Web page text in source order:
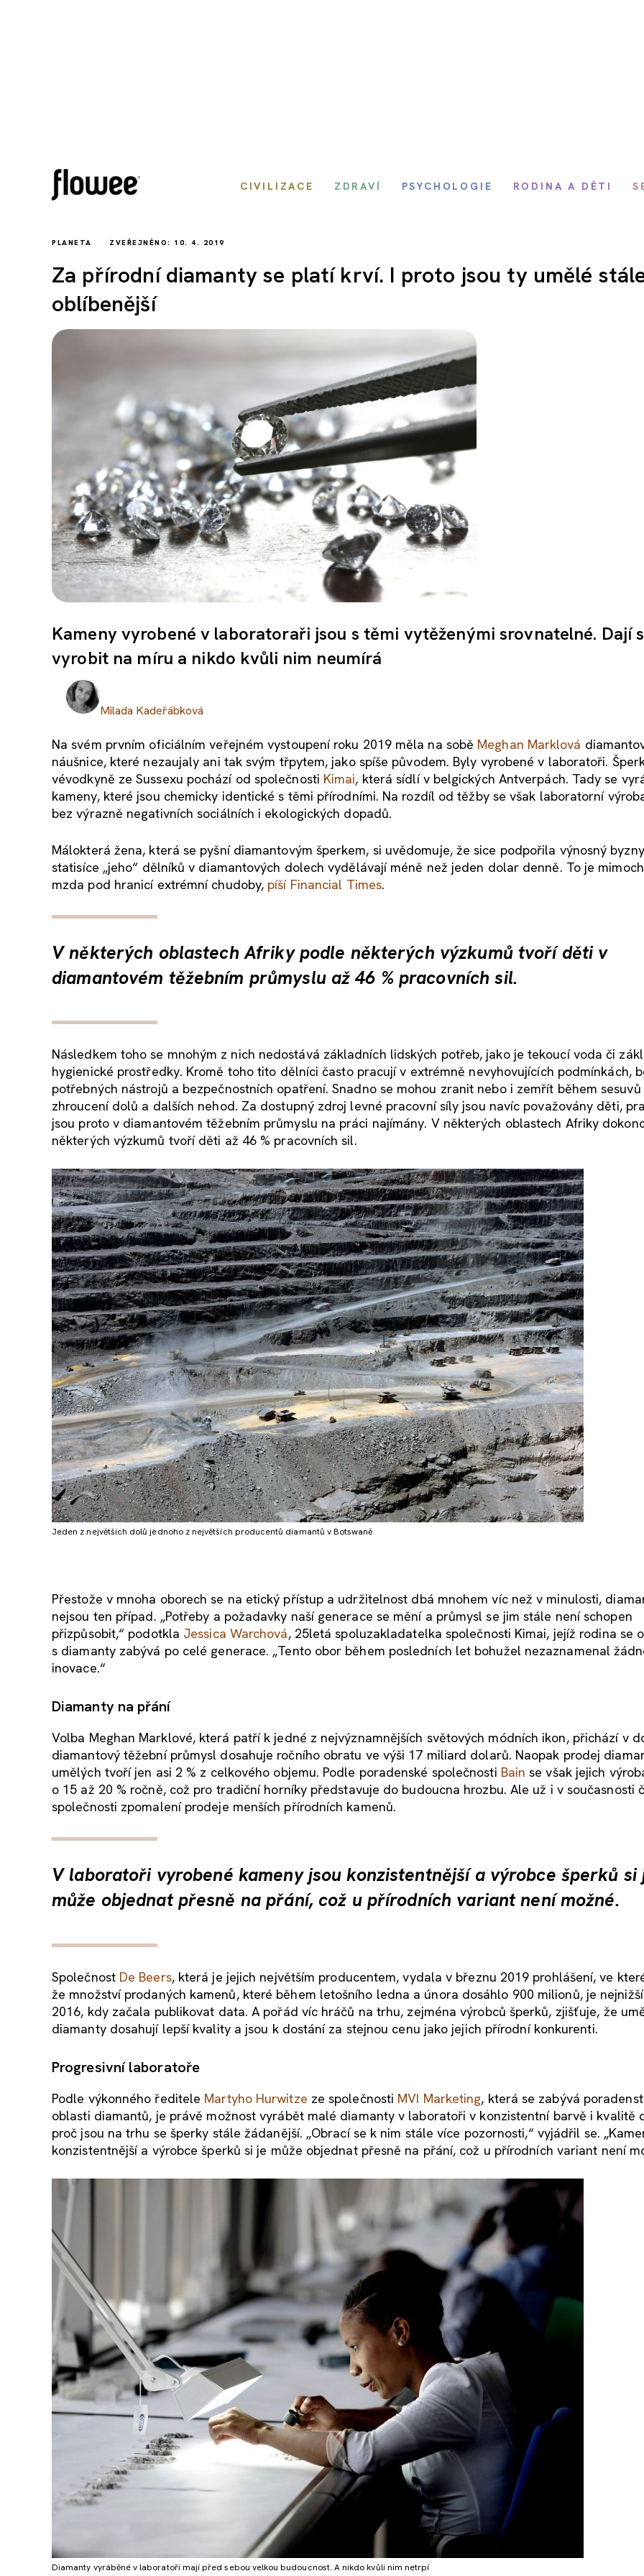
CIVILIZACE ZDRAVÍ PSYCHOLOGIE RODINA A DĚTI
PLANETA ZVEŘEJNĚNO: 10. 4. 2019
Za přírodní diamanty se platí krví. I proto jsou ty umělé
oblíbenější
Kameny vyrobené v laboratoraři jsou s těmi vytěženými srovnatelné. Dají
vyrobit na míru a nikdo kvůli nim neumírá
Milada Kadeřábková
Na svém prvním oficiálním veřejném vystoupení roku 2019 měla na sobě Meghan Marklová
náušnice, které nezaujaly ani tak svým třpytem, jako spíše původem. Byly vyrobené v laboratoři.
vévodkyně ze Sussexu pochází od společnosti Kimai, která sídlí v belgických Antverpách. Tady se
kameny, které jsou chemicky identické s těmi přírodními. Na rozdíl od těžby se však laboratorní
bez výrazně negativních sociálních i ekologických dopadů.
Málokterá žena, která se pyšní diamantovým šperkem, si uvědomuje, že sice podpořila výnosný
statisíce „jeho“ dělníků v diamantových dolech vydělávají méně než jeden dolar denně. To je
mzda pod hranicí extrémní chudoby, píší Financial Times.
V některých oblastech Afriky podle některých výzkumů tvoří děti v
diamantovém těžebním průmyslu až 46 % pracovních sil.
Následkem toho se mnohým z nich nedostává základních lidských potřeb, jako je tekoucí voda či
hygienické prostředky. Kromě toho tito dělníci často pracují v extrémně nevyhovujících podmínkách,
potřebných nástrojů a bezpečnostních opatření. Snadno se mohou zranit nebo i zemřít během sesuvů
zhroucení dolů a dalších nehod. Za dostupný zdroj levné pracovní síly jsou navíc považovány děti,
jsou proto v diamantovém těžebním průmyslu na práci najímány. V některých oblastech Afriky
některých výzkumů tvoří děti až 46 % pracovních sil.
Jeden z největších dolů jednoho z největších producentů diamantů v Botswaně
Přestože v mnoha oborech se na etický přístup a udržitelnost dbá mnohem víc než v minulosti,
nejsou ten případ. „Potřeby a požadavky naší generace se mění a průmysl se jim stále není schopen
přizpůsobit,“ podotkla Jessica Warchová, 25letá spoluzakladatelka společnosti Kimai, jejíž rodina se
s diamanty zabývá po celé generace. „Tento obor během posledních let bohužel nezaznamenal
inovace.“
Diamanty na přání
Volba Meghan Marklové, která patří k jedné z nejvýznamnějších světových módních ikon, přichází v
diamantový těžební průmysl dosahuje ročního obratu ve výši 17 miliard dolarů. Naopak prodej
umělých tvoří jen asi 2 % z celkového objemu. Podle poradenské společnosti Bain se však jejich
o 15 až 20 % ročně, což pro tradiční horníky představuje do budoucna hrozbu. Ale už i v současnosti
společnosti zpomalení prodeje menších přírodních kamenů.
V laboratoři vyrobené kameny jsou konzistentnější a výrobce šperků si
může objednat přesně na přání, což u přírodních variant není možné.
Společnost De Beers, která je jejich největším producentem, vydala v březnu 2019 prohlášení, ve
že množství prodaných kamenů, které během letošního ledna a února dosáhlo 900 milionů, je
2016, kdy začala publikovat data. A pořád víc hráčů na trhu, zejména výrobců šperků, zjišťuje, že
diamanty dosahují lepší kvality a jsou k dostání za stejnou cenu jako jejich přírodní konkurenti.
Progresivní laboratoře
Podle výkonného ředitele Martyho Hurwitze ze společnosti MVI Marketing, která se zabývá
oblasti diamantů, je právě možnost vyrábět malé diamanty v laboratoři v konzistentní barvě i kvalitě
proč jsou na trhu se šperky stále žádanější. „Obrací se k nim stále více pozornosti,“ vyjádřil se.
konzistentnější a výrobce šperků si je může objednat přesně na přání, což u přírodních variant není
Diamanty vyráběné v laboratoři mají před sebou velkou budoucnost. A nikdo kvůli nim netrpí